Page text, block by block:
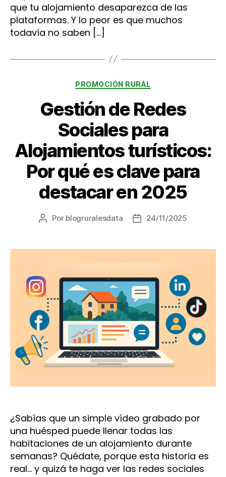
que tu alojamiento desaparezca de las
plataformas. Y lo peor es que muchos
todavía no saben […]
Categorías
PROMOCIÓN RURAL
Gestión de Redes
Sociales para
Alojamientos turísticos:
Por qué es clave para
destacar en 2025
Autor
entrada
Por blogruralesdata
Fecha
entrada
24/11/2025
¿Sabías que un simple vídeo grabado por
una huésped puede llenar todas las
habitaciones de un alojamiento durante
semanas? Quédate, porque esta historia es
real… y quizá te haga ver las redes sociales